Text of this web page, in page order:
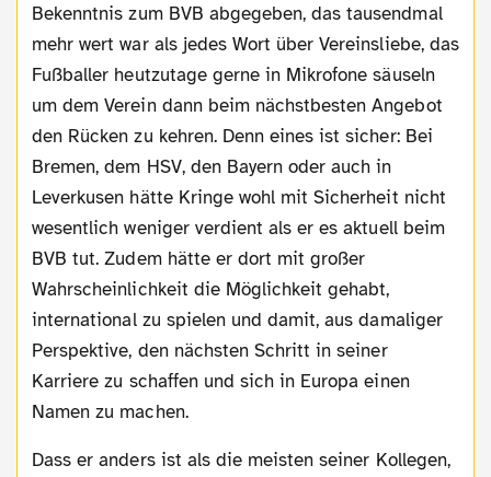
Bekenntnis zum BVB abgegeben, das tausendmal
mehr wert war als jedes Wort über Vereinsliebe, das
Fußballer heutzutage gerne in Mikrofone säuseln
um dem Verein dann beim nächstbesten Angebot
den Rücken zu kehren. Denn eines ist sicher: Bei
Bremen, dem HSV, den Bayern oder auch in
Leverkusen hätte Kringe wohl mit Sicherheit nicht
wesentlich weniger verdient als er es aktuell beim
BVB tut. Zudem hätte er dort mit großer
Wahrscheinlichkeit die Möglichkeit gehabt,
international zu spielen und damit, aus damaliger
Perspektive, den nächsten Schritt in seiner
Karriere zu schaffen und sich in Europa einen
Namen zu machen.
Dass er anders ist als die meisten seiner Kollegen,